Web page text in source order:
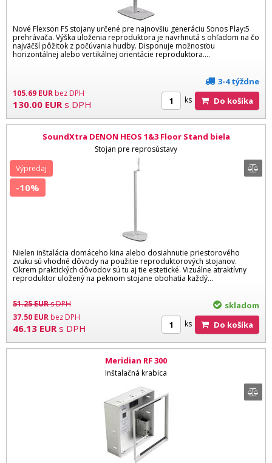
Nové Flexson FS stojany určené pre najnovšiu generáciu Sonos Play:5
prehrávača. Výška uloženia reproduktora je navrhnutá s ohľadom na čo
najväčší pôžitok z počúvania hudby. Disponuje možnosťou
horizontálnej alebo vertikálnej orientácie reproduktora....
105.69 EURbez DPH
130.00 EUR s DPH
3-4 týždne
ks Do košíka
SoundXtra DENON HEOS 1&3 Floor Stand biela
Stojan pre reprosústavy
Nielen inštalácia domáceho kina alebo dosiahnutie priestorového
zvuku sú vhodné dôvody na použitie reproduktorových stojanov.
Okrem praktických dôvodov sú tu aj tie estetické. Vizuálne atraktívny
reproduktor uložený na peknom stojane obohatia každý...
51.25EURs DPH
37.50 EURbez DPH
46.13 EUR s DPH
Výpredaj
-10%
skladom
ks Do košíka
Meridian RF 300
Inštalačná krabica